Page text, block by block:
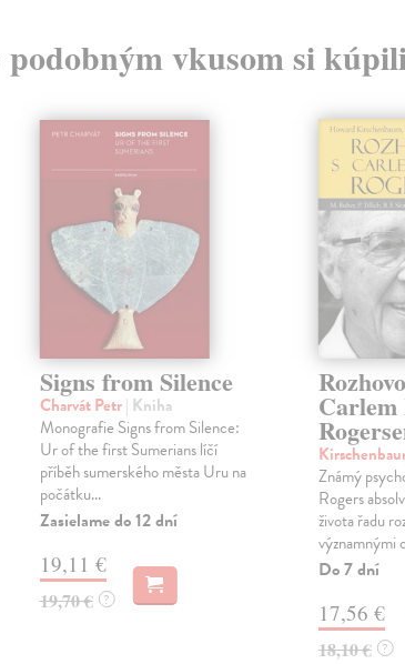
podobným vkusom si
Signs from Silence
Charvát Petr| Kniha
Monografie Signs from Silence:
Ur of the first Sumerians líčí
příběh sumerského města Uru na
počátku...
Zasielame do 12 dní
19,11 €
19,70 € ?
Carlem
Známý
Rogers
života řadu
významnými
Do 7 dní
17,56 €
18,10 € ?